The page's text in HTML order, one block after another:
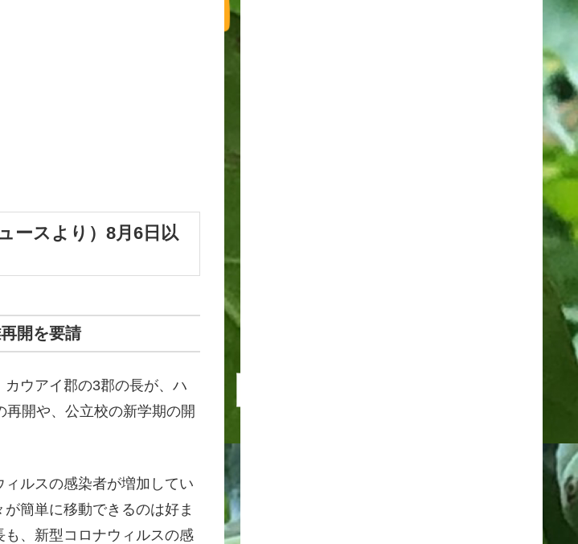
ースより）8月6日以
開を要請
ウアイ郡の3郡の長が、ハ
開や、公立校の新学期の開
ルスの感染者が増加してい
簡単に移動できるのは好ま
、新型コロナウィルスの感